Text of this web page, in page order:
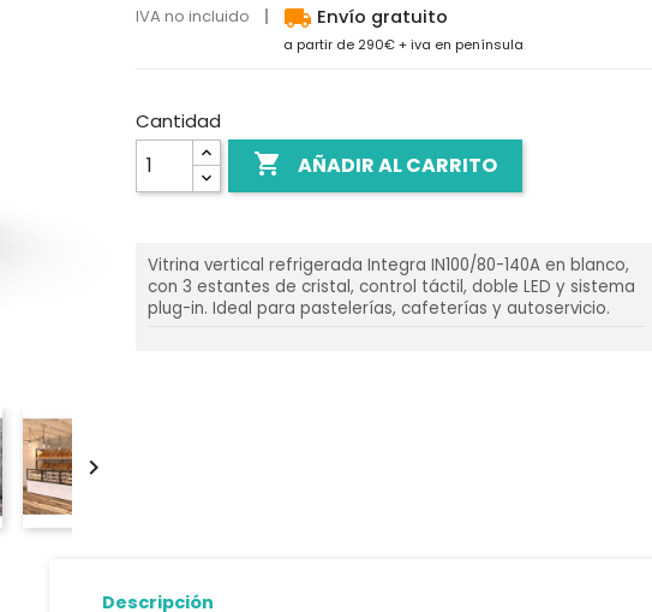

IVA no incluido local_shipping Envío gratuito
a partir de 290€ + iva en península
Cantidad
 AÑADIR AL CARRITO
Vitrina vertical refrigerada Integra IN100/80-140A en blanco,
con 3 estantes de cristal, control táctil, doble LED y sistema
plug-in. Ideal para pastelerías, cafeterías y autoservicio.
Descripción